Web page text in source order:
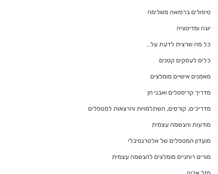
טיפולים ברפואה משלימה
יוגה ומדיטציה
כל מה שרצית לדעת על…
כלים לעסקים קטנים
מאמנים אישיים מומלצים
מדריך קריסטלים ואבני חן
מדריכים, קורסים, השתלמויות והרצאות למטפלים
מודעות והגשמה עצמית
מועדון המטפלים של אלטרנטיבלי
מורים רוחניים מומלצים להגשמה עצמית